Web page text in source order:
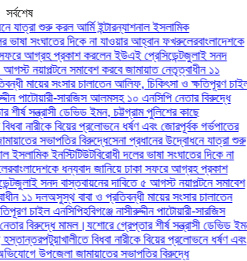
সর্বশেষ
শুরু করল আর্মি ইন্টারন্যাশনাল ইসলামিক
ভাষা সংঘাতের দিকে না যাওয়ার আহ্বান ফখরুলেরবাংলাদেশকে
আগ্রহ প্রকাশ করলেন ইউএই প্রেসিডেন্টজুলাই সনদ
নয়াপল্টনে সমাবেশ করবে জামায়াত নেতৃত্বাধীন ১১
মায়ের সংসার চালাতেন আলিফ, চিকিৎসা ও ক্ষতিপূরণ চাইল
পাটোয়ারী-সারজিস আলমসহ ১০ এনসিপি নেতার বিরুদ্ধে
সন্ত্রাসী ডেভিড ইমন, চট্টগ্রাম পুলিশের কাছে
নারীকে বিয়ের প্রলোভনে ধর্ষণ এবং জোরপূর্বক গর্ভপাতের
সভাপতির বিরুদ্ধেসেনা প্রধানের উদ্বোধনে যাত্রা শুরু
ইসলামিক ইনস্টিটিউটবিরোধী দলের ভাষা সংঘাতের দিকে না
বাংলাদেশকে ধন্যবাদ জানিয়ে ঢাকা সফরে আগ্রহ প্রকাশ
জুলাই সনদ বাস্তবায়নের দাবিতে ৫ আগস্ট নয়াপল্টনে সমাবেশ
১১ দলঅসুস্থ বাবা ও প্রতিবন্ধী মায়ের সংসার চালাতেন
চাইল এনসিপিহবিগঞ্জে নাসীরুদ্দীন পাটোয়ারী-সারজিস
বিরুদ্ধে মামল।যশোরে গ্রেপ্তার শীর্ষ সন্ত্রাসী ডেভিড ইমন,
পটুয়াখালীতে বিধবা নারীকে বিয়ের প্রলোভনে ধর্ষণ এবং
উপজেলা জামায়াতের সভাপতির বিরুদ্ধে